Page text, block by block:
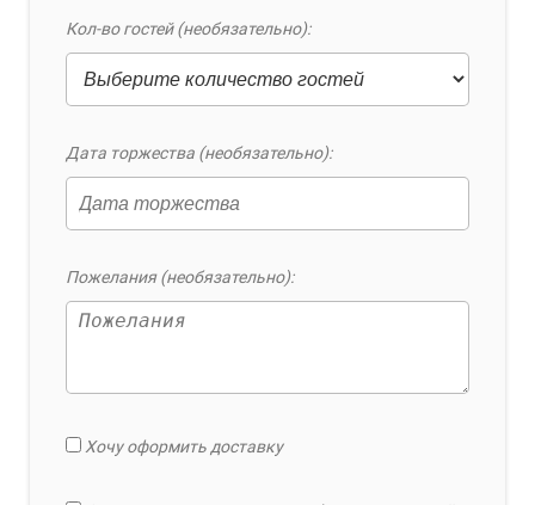
Кол-во гостей (необязательно):
Дата торжества (необязательно):
Пожелания (необязательно):
Хочу оформить доставку